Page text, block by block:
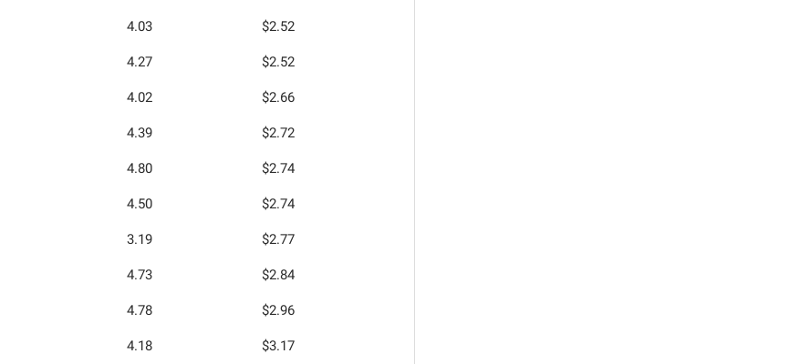
4.03 $2.52
4.27 $2.52
4.02 $2.66
4.39 $2.72
4.80 $2.74
4.50 $2.74
3.19 $2.77
4.73 $2.84
4.78 $2.96
4.18 $3.17